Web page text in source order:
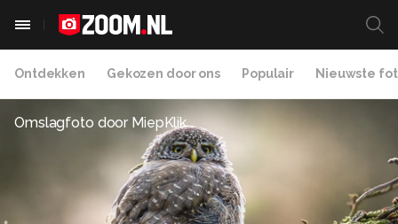
Ontdekken Gekozen door ons Populair Nieuwste
Omslagfoto door MiepKlik